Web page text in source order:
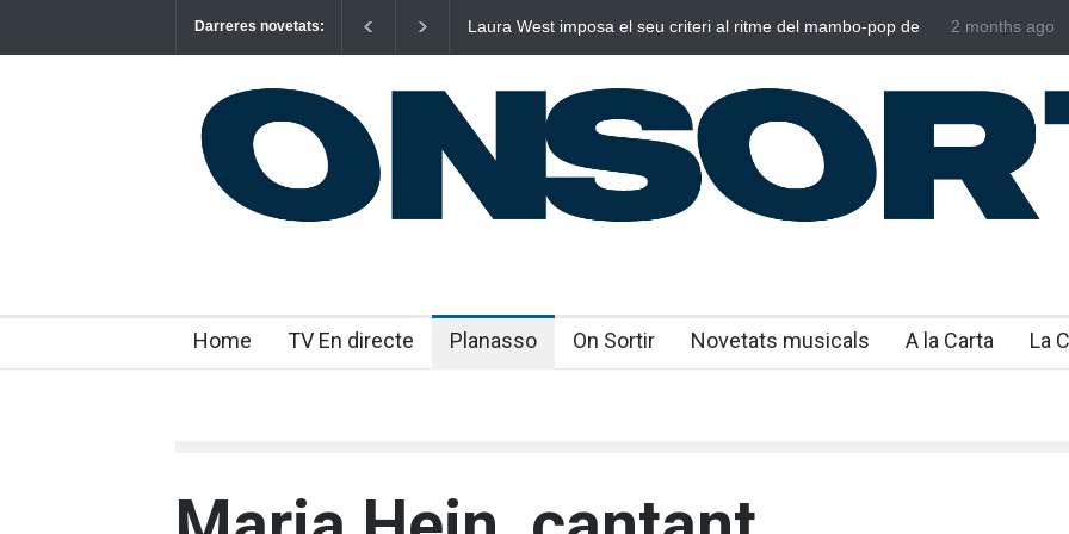
Darreres novetats:
Laura West imposa el seu criteri al ritme del mambo-pop de
Poggioli i
2 months ago
Home TV En directe Planasso On Sortir Novetats musicals A la Carta La